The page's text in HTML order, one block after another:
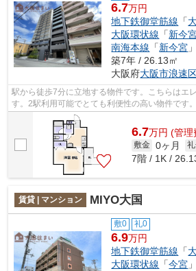
6.7万円
地下鉄御堂筋線 「
大阪環状線 「新今
南海本線 「新今宮
築7年 / 26.13㎡
大阪府大阪市浪速
駅から徒歩7分に立地する物件です。こちらはエ
す。2駅利用可能でとても利便性の高い物件です
「フォレスト難波 (FOREST NANBA)」。ぜひ...
6.7万円 (管理
敷金 0ヶ月
7階 / 1K /
賃貸 | マンション MIYO大国
敷0 礼0
6.9万円
地下鉄御堂筋線 「
大阪環状線 「今宮